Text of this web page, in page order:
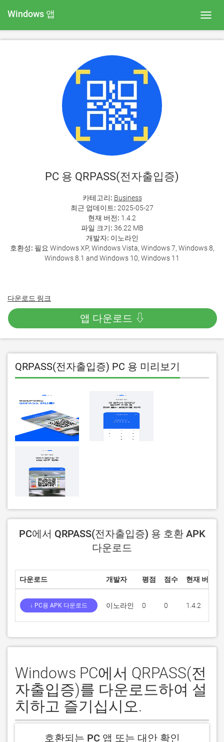
Windows 앱
PC 용 QRPASS(전자출입증)
카테고리: Business
최근 업데이트: 2025-05-27
현재 버전: 1.4.2
파일 크기: 36.22 MB
개발자: 이노라인
호환성: 필요 Windows XP, Windows Vista, Windows 7, Windows 8,
Windows 8.1 and Windows 10, Windows 11
다운로드 링크
앱 다운로드 ⇩
QRPASS(전자출입증) PC 용 미리보기
PC에서 QRPASS(전자출입증) 용 호환 APK
다운로드
다운로드 개발자 평점 점수 현재 버전
↓ PC용 APK 다운로드 이노라인 0 0 1.4.2
Windows PC에서 QRPASS(전
자출입증)를 다운로드하여 설
치하고 즐기십시오.
호환되는 PC 앱 또는 대안 확인